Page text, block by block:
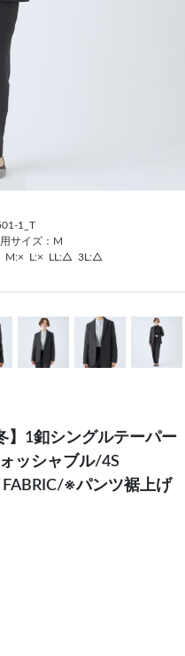
1_T
サイズ：M
M:× L:× LL:△ 3L:△
】1釦シングルテーパー
ッシャブル/4S
FABRIC/※パンツ裾上げ